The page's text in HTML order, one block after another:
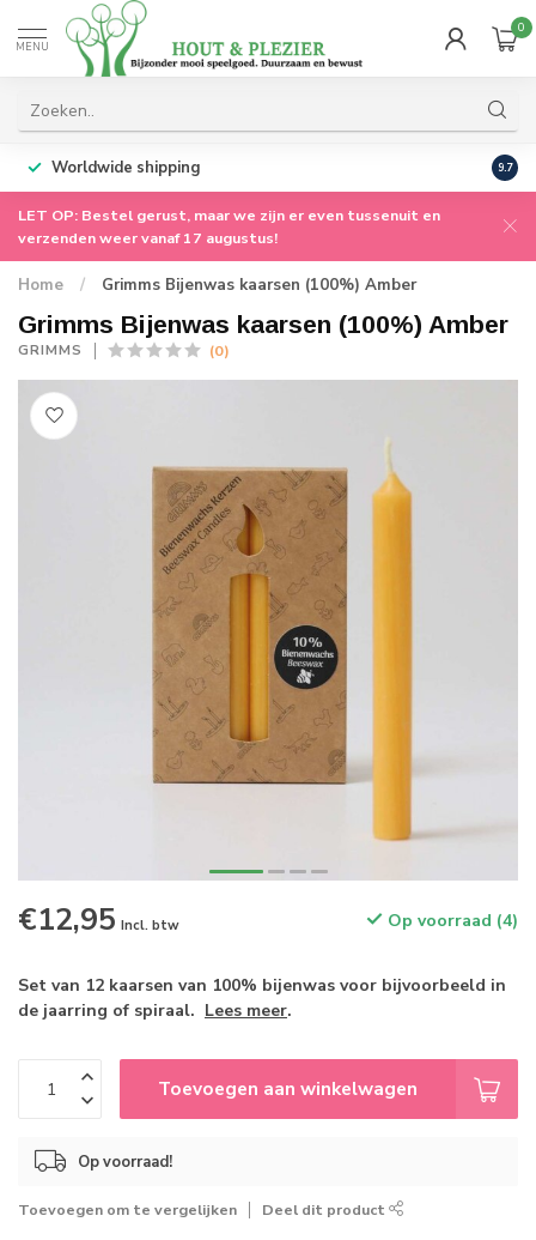
MENU
0
Worldwide shipping 9.7
LET OP: Bestel gerust, maar we zijn er even tussenuit en
verzenden weer vanaf 17 augustus!
Home / Grimms Bijenwas kaarsen (100%) Amber
Grimms Bijenwas kaarsen (100%) Amber
GRIMMS (0)
€12,95 Incl. btw Op voorraad (4)
Set van 12 kaarsen van 100% bijenwas voor bijvoorbeeld in
de jaarring of spiraal. Lees meer.
Toevoegen aan winkelwagen
Op voorraad!
Toevoegen om te vergelijken Deel dit product